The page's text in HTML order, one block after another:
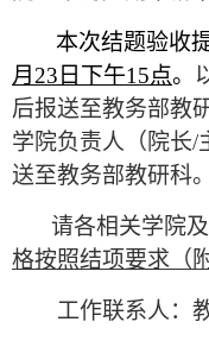
本次结题验收
月 23 日下午15点。
后报送至教务部教
学院负责人（院长/
送至教务部教研科。
请各相关学院
格按照结项要求（
工作联系人：